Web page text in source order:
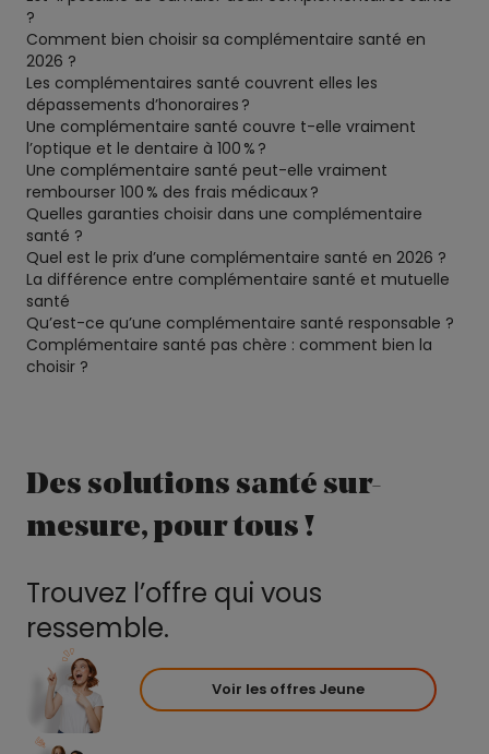
?
Comment bien choisir sa complémentaire santé en
2026 ?
Les complémentaires santé couvrent elles les
dépassements d’honoraires ?
Une complémentaire santé couvre t-elle vraiment
l’optique et le dentaire à 100 % ?
Une complémentaire santé peut-elle vraiment
rembourser 100 % des frais médicaux ?
Quelles garanties choisir dans une complémentaire
santé ?
Quel est le prix d’une complémentaire santé en 2026 ?
La différence entre complémentaire santé et mutuelle
santé
Qu’est-ce qu’une complémentaire santé responsable ?
Complémentaire santé pas chère : comment bien la
choisir ?
Des solutions santé sur-
mesure, pour tous !
Trouvez l’offre qui vous
ressemble.
Voir les offres Jeune